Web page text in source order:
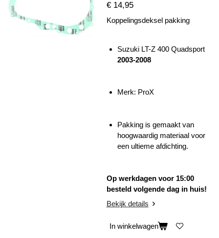
€ 14,95
Koppelingsdeksel pakking
Suzuki LT-Z 400 Quadsport
2003-2008
Merk: ProX
Pakking is gemaakt van
hoogwaardig materiaal voor
een ultieme afdichting.
Op werkdagen voor 15:00
besteld volgende dag in huis!
Bekijk details
In winkelwagen